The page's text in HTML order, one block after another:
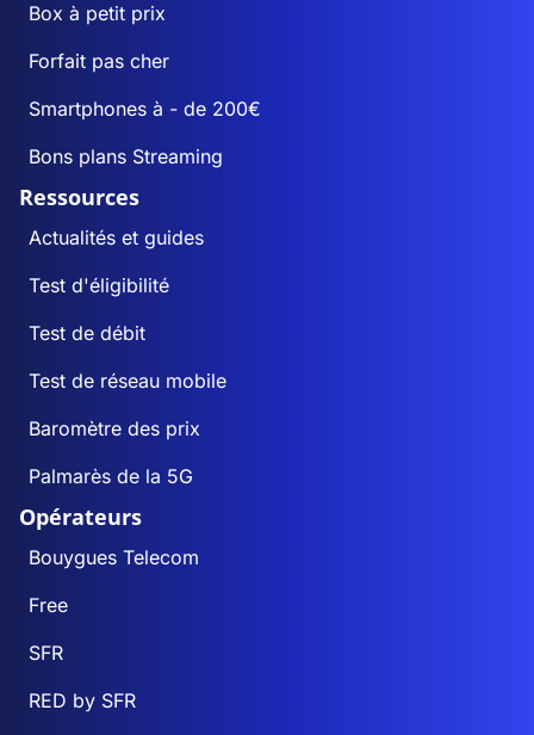
Box à petit prix
Forfait pas cher
Smartphones à - de 200€
Bons plans Streaming
Ressources
Actualités et guides
Test d'éligibilité
Test de débit
Test de réseau mobile
Baromètre des prix
Palmarès de la 5G
Opérateurs
Bouygues Telecom
Free
SFR
RED by SFR